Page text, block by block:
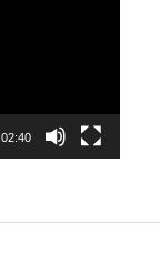
02:40